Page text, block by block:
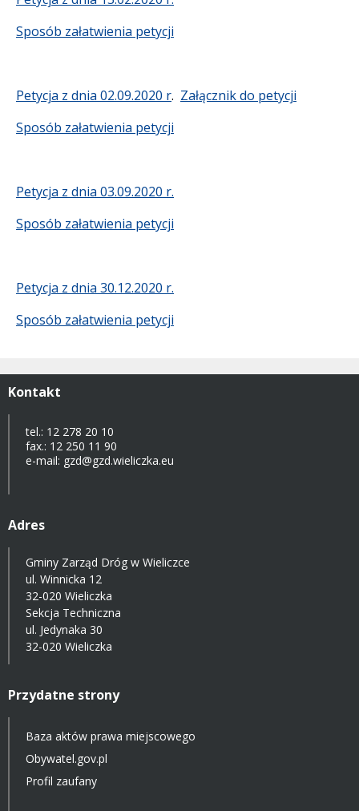
Sposób załatwienia petycji
Petycja z dnia 02.09.2020 r. Załącznik do petycji
Sposób załatwienia petycji
Petycja z dnia 03.09.2020 r.
Sposób załatwienia petycji
Petycja z dnia 30.12.2020 r.
Sposób załatwienia petycji
Kontakt
tel.: 12 278 20 10
fax.: 12 250 11 90
e-mail: gzd@gzd.wieliczka.eu
Adres
Gminy Zarząd Dróg w Wieliczce
ul. Winnicka 12
32-020 Wieliczka
Sekcja Techniczna
ul. Jedynaka 30
32-020 Wieliczka
Przydatne strony
Baza aktów prawa miejscowego
Obywatel.gov.pl
Profil zaufany